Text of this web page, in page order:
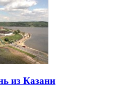
из Казани